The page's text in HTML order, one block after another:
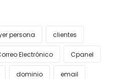
persona clientes
Electrónico Cpanel
dominio email